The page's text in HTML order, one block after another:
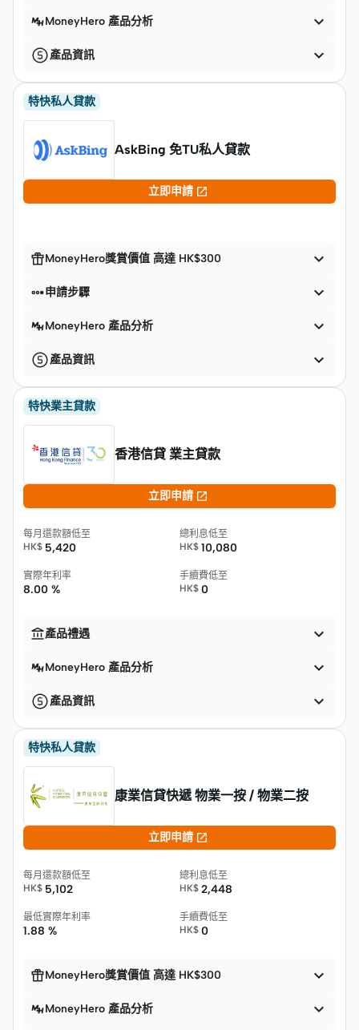
MoneyHero 產品分析 
產品資訊 
特快私人貸款
AskBing 免TU私人貸款
立即申請 
MoneyHero獎賞價值 高達 HK$300 
申請步驟 
MoneyHero 產品分析 
產品資訊 
特快業主貸款
香港信貸 業主貸款
立即申請 
每月還款額低至
HK$ 5,420
總利息低至
HK$ 10,080
實際年利率
8.00 %
手續費低至
HK$ 0
產品禮遇 
MoneyHero 產品分析 
產品資訊 
特快私人貸款
康業信貸快遞 物業一按 / 物業二按
立即申請 
每月還款額低至
HK$ 5,102
總利息低至
HK$ 2,448
最低實際年利率
1.88 %
手續費低至
HK$ 0
MoneyHero獎賞價值 高達 HK$300 
MoneyHero 產品分析 